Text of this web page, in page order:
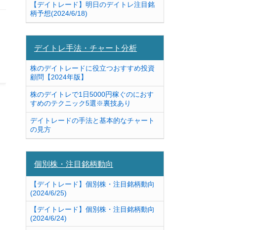
【デイトレード】明日のデイトレ注目銘
柄予想(2024/6/18)
デイトレ手法・チャート分析
株のデイトレードに役立つおすすめ投資
顧問【2024年版】
株のデイトレで1日5000円稼ぐのにおす
すめのテクニック5選※裏技あり
デイトレードの手法と基本的なチャート
の見方
個別株・注目銘柄動向
【デイトレード】個別株・注目銘柄動向
(2024/6/25)
【デイトレード】個別株・注目銘柄動向
(2024/6/24)